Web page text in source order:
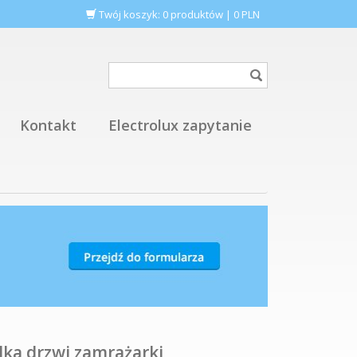
Twój koszyk: 0 produktów | 0 PLN
Kontakt Electrolux zapytanie
drzwi zamrażarki